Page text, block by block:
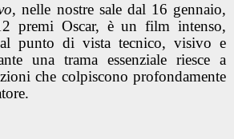
, nelle nostre sale dal 16 gennaio,
premi Oscar, è un film intenso,
punto di vista tecnico, visivo e
una trama essenziale riesce a
che colpiscono profondamente